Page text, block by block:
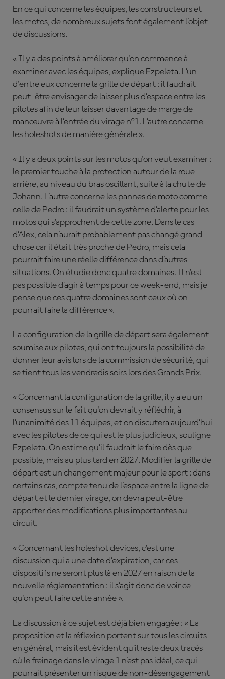
En ce qui concerne les équipes, les constructeurs et
les motos, de nombreux sujets font également l’objet
de discussions.
« Il y a des points à améliorer qu'on commence à
examiner avec les équipes, explique Ezpeleta. L’un
d'entre eux concerne la grille de départ : il faudrait
peut-être envisager de laisser plus d’espace entre les
pilotes afin de leur laisser davantage de marge de
manœuvre à l’entrée du virage n°1. L’autre concerne
les holeshots de manière générale ».
« Il y a deux points sur les motos qu'on veut examiner :
le premier touche à la protection autour de la roue
arrière, au niveau du bras oscillant, suite à la chute de
Johann. L’autre concerne les pannes de moto comme
celle de Pedro : il faudrait un système d’alerte pour les
motos qui s’approchent de cette zone. Dans le cas
d’Alex, cela n’aurait probablement pas changé grand-
chose car il était très proche de Pedro, mais cela
pourrait faire une réelle différence dans d’autres
situations. On étudie donc quatre domaines. Il n’est
pas possible d’agir à temps pour ce week-end, mais je
pense que ces quatre domaines sont ceux où on
pourrait faire la différence ».
La configuration de la grille de départ sera également
soumise aux pilotes, qui ont toujours la possibilité de
donner leur avis lors de la commission de sécurité, qui
se tient tous les vendredis soirs lors des Grands Prix.
« Concernant la configuration de la grille, il y a eu un
consensus sur le fait qu'on devrait y réfléchir, à
l’unanimité des 11 équipes, et on discutera aujourd’hui
avec les pilotes de ce qui est le plus judicieux, souligne
Ezpeleta. On estime qu’il faudrait le faire dès que
possible, mais au plus tard en 2027. Modifier la grille de
départ est un changement majeur pour le sport : dans
certains cas, compte tenu de l’espace entre la ligne de
départ et le dernier virage, on devra peut-être
apporter des modifications plus importantes au
circuit.
« Concernant les holeshot devices, c’est une
discussion qui a une date d’expiration, car ces
dispositifs ne seront plus là en 2027 en raison de la
nouvelle réglementation : il s’agit donc de voir ce
qu'on peut faire cette année ».
La discussion à ce sujet est déjà bien engagée : « La
proposition et la réflexion portent sur tous les circuits
en général, mais il est évident qu’il reste deux tracés
où le freinage dans le virage 1 n’est pas idéal, ce qui
pourrait présenter un risque de non-désengagement